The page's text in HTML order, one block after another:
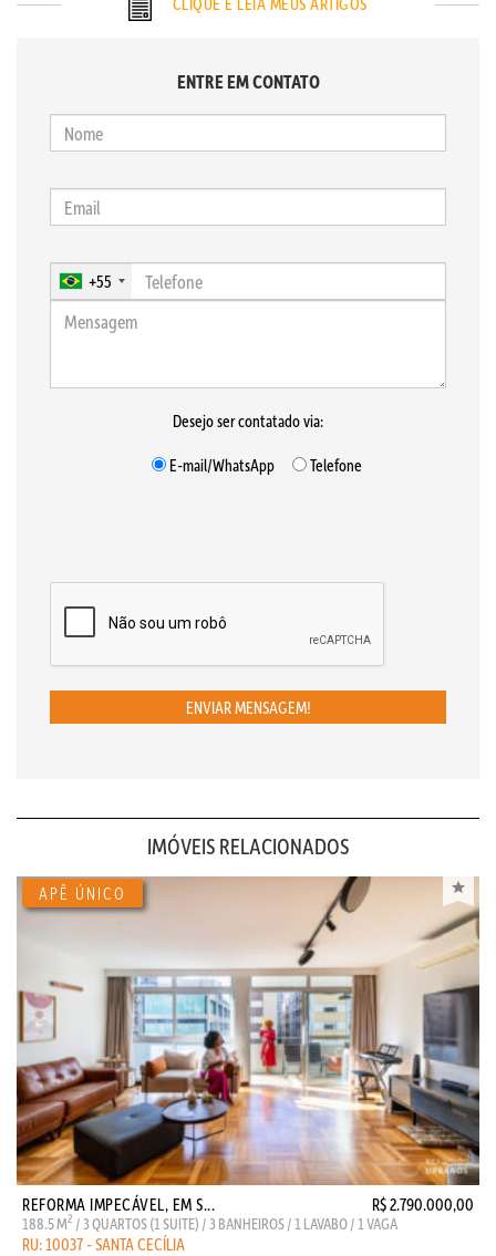
ENTRE EM CONTATO
+55
Desejo ser contatado via:
E-mail/WhatsApp
Telefone
ENVIAR MENSAGEM!
IMÓVEIS RELACIONADOS
REFORMA IMPECÁVEL, EM S... R$ 2.790.000,00
188.5 M2 / 3 QUARTOS (1 SUITE) / 3 BANHEIROS / 1 LAVABO / 1 VAGA
RU: 10037 - SANTA CECÍLIA